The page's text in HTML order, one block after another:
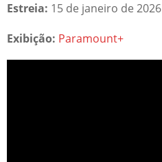
Estreia: 15 de janeiro de 2026
Exibição: Paramount+